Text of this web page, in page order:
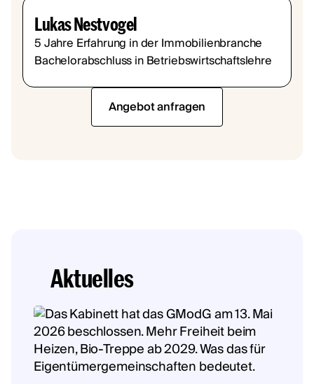
Lukas Nestvogel
5 Jahre Erfahrung in der Immobilienbranche
Bachelorabschluss in Betriebswirtschaftslehre
Angebot anfragen
Aktuelles